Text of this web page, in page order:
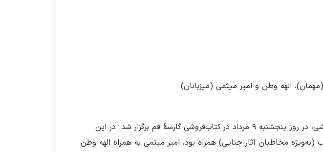
الهه وطن و امیر میثمی (میزبانان)
جلسه معرفی و بررسی کتاب انجمن خودکشی، در روز پنجشنبه ۹ مرداد در کتاب‌فروشی گارسهٔ قم برگزار شد. در این
مخاطبان آثار جنایی) همراه بود، امیر میثمی به همراه الهه وطن